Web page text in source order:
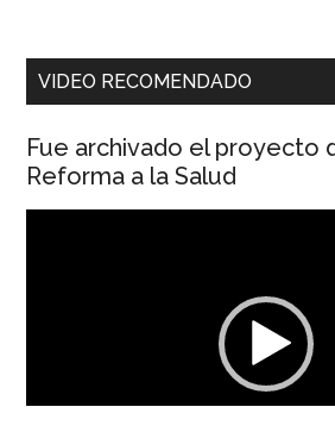
VIDEO RECOMENDADO
Fue archivado el proyecto
Reforma a la Salud